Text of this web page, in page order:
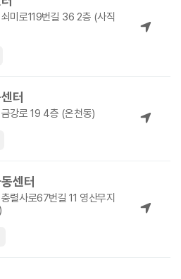
미로119번길 36 2층 (사직
터
강로 19 4층 (온천동)
센터
렬사로67번길 11 영산무지